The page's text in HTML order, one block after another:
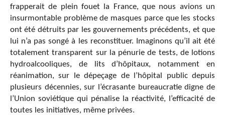
frapperait de plein fouet la France, que nous avions un
insurmontable problème de masques parce que les stocks
ont été détruits par les gouvernements précédents, et que
lui n’a pas songé à les reconstituer. Imaginons qu’il ait été
totalement transparent sur la pénurie de tests, de lotions
hydroalcooliques, de lits d’hôpitaux, notamment en
réanimation, sur le dépeçage de l’hôpital public depuis
plusieurs décennies, sur l’écrasante bureaucratie digne de
l’Union soviétique qui pénalise la réactivité, l’efficacité de
toutes les initiatives, même privées.